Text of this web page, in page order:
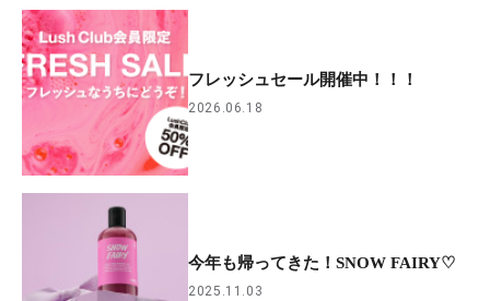
フレッシュセール開催中！！！
2026.06.18
今年も帰ってきた！SNOW FAIRY♡
2025.11.03